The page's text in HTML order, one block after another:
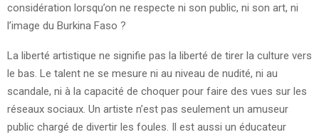
considération lorsqu’on ne respecte ni son public, ni son art, ni
l’image du Burkina Faso ?
La liberté artistique ne signifie pas la liberté de tirer la culture vers
le bas. Le talent ne se mesure ni au niveau de nudité, ni au
scandale, ni à la capacité de choquer pour faire des vues sur les
réseaux sociaux. Un artiste n’est pas seulement un amuseur
public chargé de divertir les foules. Il est aussi un éducateur